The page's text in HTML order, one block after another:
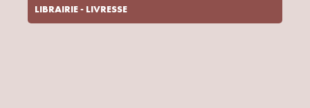
LIBRAIRIE - LIVRESSE